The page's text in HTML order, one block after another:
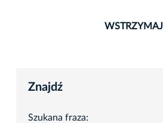
WSTRZYMAJ
Znajdź
Szukana fraza: